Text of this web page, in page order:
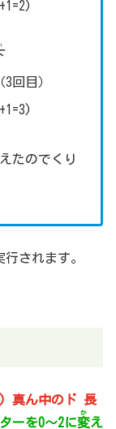
（3回目）
えたのでくり
行されます。
真ん中のド 長
ーを0～2に変
か
え